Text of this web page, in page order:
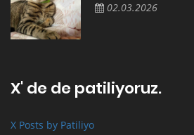
02.03.2026
X' de de patiliyoruz.
X Posts by Patiliyo